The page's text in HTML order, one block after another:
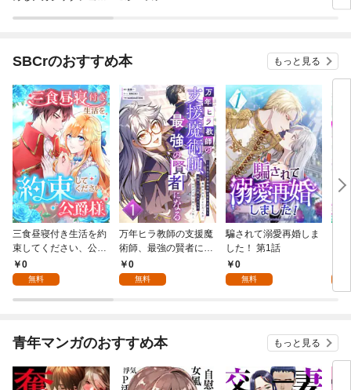
SBCrのおすすめ本 もっと見る
三食昼寝付き生活を約
束してください、公爵
様 1話
0
無料
万年ヒラ教師の支援魔
術師、最強の賢者にな
る～不人気の支援魔術
師は給料泥棒だと魔術
らない件～ 第1話
0
無料
騙されて溺愛再婚しま
した！ 第1話
0
無料
青年マンガのおすすめ本 もっと見る